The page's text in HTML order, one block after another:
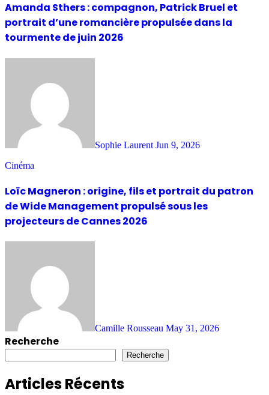
Amanda Sthers : compagnon, Patrick Bruel et
portrait d’une romancière propulsée dans la
tourmente de juin 2026
Sophie Laurent Jun 9, 2026
Cinéma
Loïc Magneron : origine, fils et portrait du patron
de Wide Management propulsé sous les
projecteurs de Cannes 2026
Camille Rousseau May 31, 2026
Recherche
Recherche
Articles Récents